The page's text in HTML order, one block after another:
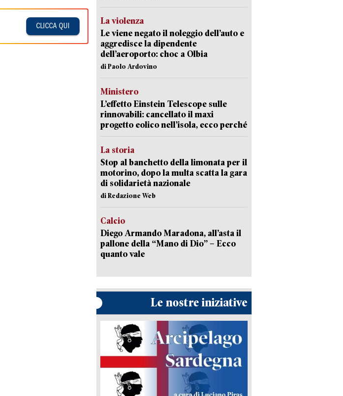
CLICCA QUI
La violenza
Le viene negato il noleggio dell’auto e
aggredisce la dipendente
dell’aeroporto: choc a Olbia
di Paolo Ardovino
Ministero
L’effetto Einstein Telescope sulle
rinnovabili: cancellato il maxi
progetto eolico nell’isola, ecco perché
La storia
Stop al banchetto della limonata per il
motorino, dopo la multa scatta la gara
di solidarietà nazionale
di Redazione Web
Calcio
Diego Armando Maradona, all’asta il
pallone della “Mano di Dio” – Ecco
quanto vale
Le nostre iniziative